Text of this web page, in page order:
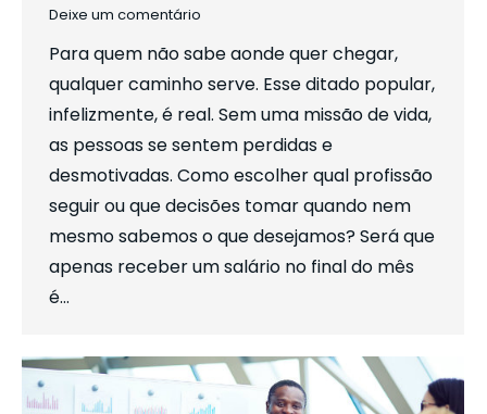
Deixe um comentário
Para quem não sabe aonde quer chegar,
qualquer caminho serve. Esse ditado popular,
infelizmente, é real. Sem uma missão de vida,
as pessoas se sentem perdidas e
desmotivadas. Como escolher qual profissão
seguir ou que decisões tomar quando nem
mesmo sabemos o que desejamos? Será que
apenas receber um salário no final do mês
é…